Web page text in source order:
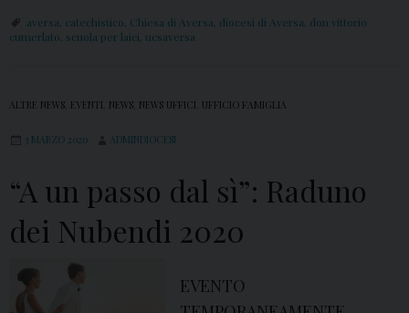
i
p
o
p
d
A
e
r
s
a
aversa catechistico Chiesa di Aversa diocesi di Aversa don vittorio
cumerlato scuola per laici ucsaversa
ALTRE NEWS EVENTI NEWS NEWS UFFICI UFFICIO FAMIGLIA
3 MARZO 2020 ADMINDIOCESI
“A un passo dal sì”: Raduno
dei Nubendi 2020
EVENTO